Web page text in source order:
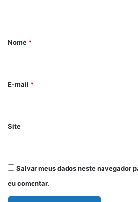
r
*
Nome *
E-mail *
Site
Salvar meus dados neste navegador
eu comentar.